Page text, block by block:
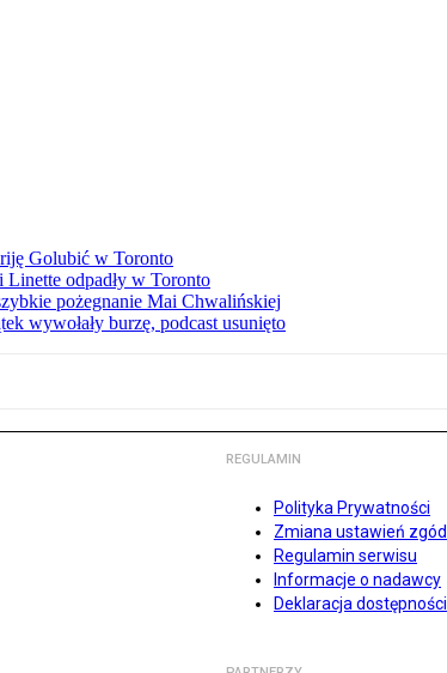
Golubić w Toronto
odpadły w Toronto
pożegnanie Mai Chwalińskiej
wywołały burzę, podcast usunięto
REGULAMIN
Polityka Prywatności
Zmiana ustawień zgód
Regulamin serwisu
Informacje o nadawcy
Deklaracja dostępności